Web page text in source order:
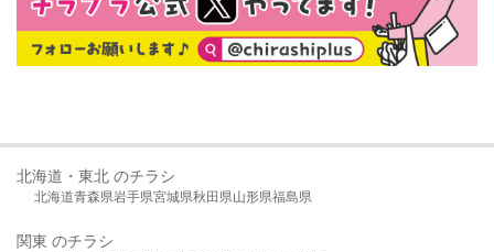
北海道・東北 のチラシ
北海道青森県岩手県宮城県秋田県山形県福島県
関東 のチラシ